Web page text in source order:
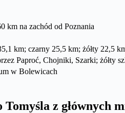
km na zachód od Poznania
km; czarny 25,5 km; żółty 22,5
Paproć, Chojniki, Szarki; żółty
w Bolewicach
z głównych